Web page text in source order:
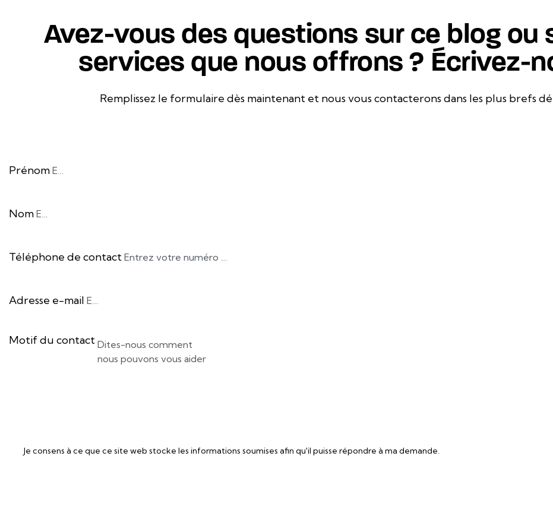
Avez-vous des questions sur ce blog ou
services que nous offrons ? Écrivez-
Remplissez le formulaire dès maintenant et nous vous contacterons dans les plus brefs
Prénom
Nom
Téléphone de contact
Adresse e-mail
Motif du contact
Je consens à ce que ce site web stocke les informations soumises afin qu'il puisse répondre à ma demande.